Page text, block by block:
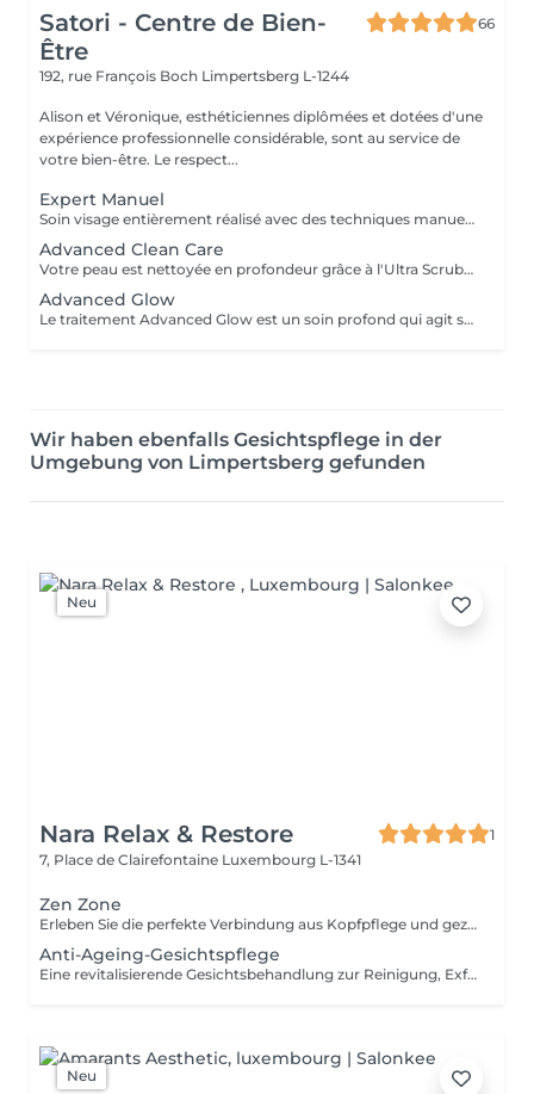
Satori - Centre de Bien-
Être
66
192, rue François Boch Limpertsberg L-1244
Alison et Véronique, esthéticiennes diplômées et dotées d'une
expérience professionnelle considérable, sont au service de
votre bien-être. Le respect...
Expert Manuel
Soin visage entièrement réalisé avec des techniques manuelles. Adapté à votre type de peau, c'est un nettoyage en profondeur avec la pose d'un masque spécifique. Possibilité de rajouter une extraction de comédons avec un vapozone.
Advanced Clean Care
Votre peau est nettoyée en profondeur grâce à l'Ultra Scrubber. Ce mini soin permet d'éliminer les cellules mortes de la peau, les taches pigmentaires et les toxines. Il stimule les cellules de la peau et améliore la texture de la peau.
Advanced Glow
Le traitement Advanced Glow est un soin profond qui agit sur l'oxygénation et la régénération cellulaire. Il permet de détoxifier la peau, atténuer les rides et raffermir . la micro circulation est stimulée, le teint terne , oubliez ! Lors de ce soin vous bénéficierez d'une double exfoliation(mécanique et acide), ainsi que d'une technologie haut de gamme qui apportera de l'oxygène au coeur des cellules . Convient à tout le monde , femmes enceintes également .
Wir haben ebenfalls Gesichtspflege in der
Umgebung von Limpertsberg gefunden
Neu
Nara Relax & Restore
1
7, Place de Clairefontaine Luxembourg L-1341
Zen Zone
Erleben Sie die perfekte Verbindung aus Kopfpflege und gezielter Entspannung des Oberkörpers. Dieses Wohlfühlritual kombiniert ein 60-minütiges Head Spa mit einer 30-minütigen Office-Syndrom Rücken- & Schultermassage, um Verspannungen zu lösen, den Geist zur Ruhe kommen zu lassen und ein tiefes Gefühl der Entspannung zu fördern. Enthalten sind: Head Spa 60 Min. Office-Syndrom Rücken- & Schultermassage 30 Min.
Anti-Ageing-Gesichtspflege
Eine revitalisierende Gesichtsbehandlung zur Reinigung, Exfoliation und Pflege der Haut. Hochwertige Pflegeprodukte werden mit entspannenden Gesichtsmassagetechniken kombiniert, um der Haut ein frisches, gepflegtes und strahlendes Erscheinungsbild zu verleihen.
Neu